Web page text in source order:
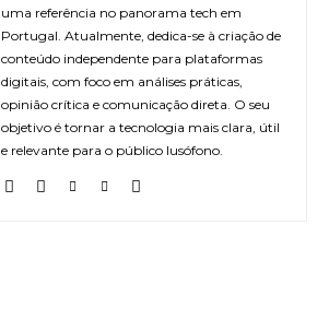
uma referência no panorama tech em
Portugal. Atualmente, dedica-se à criação de
conteúdo independente para plataformas
digitais, com foco em análises práticas,
opinião crítica e comunicação direta. O seu
objetivo é tornar a tecnologia mais clara, útil
e relevante para o público lusófono.